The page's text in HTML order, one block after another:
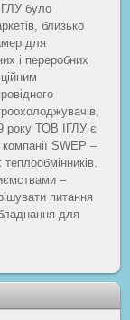
було
близько
для
і переробних
року ТОВ ІГЛУ є
SWEP –
–
питання
для